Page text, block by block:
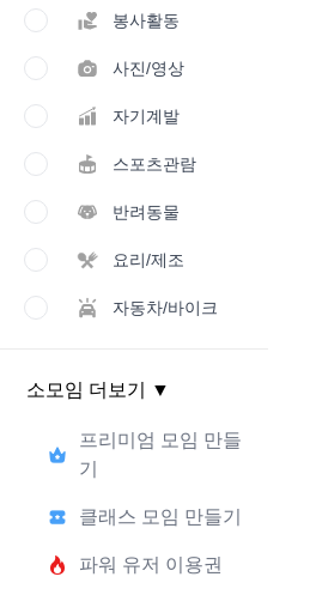
봉사활동
사진/영상
자기계발
스포츠관람
반려동물
요리/제조
자동차/바이크
소모임 더보기 ▼
프리미엄 모임 만들
기
클래스 모임 만들기
파워 유저 이용권